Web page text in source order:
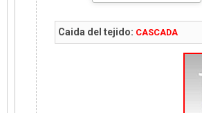
Caida del tejido: CASCADA